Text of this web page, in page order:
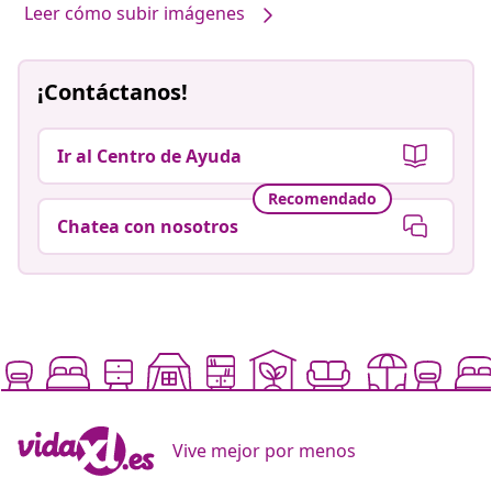
Leer cómo subir imágenes
¡Contáctanos!
Ir al Centro de Ayuda
Recomendado
Chatea con nosotros
Vive mejor por menos